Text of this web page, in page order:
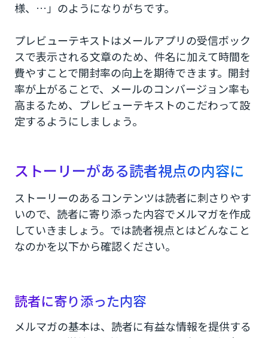
様、…」のようになりがちです。
プレビューテキストはメールアプリの受信ボック
スで表示される文章のため、件名に加えて時間を
費やすことで開封率の向上を期待できます。開封
率が上がることで、メールのコンバージョン率も
高まるため、プレビューテキストのこだわって設
定するようにしましょう。
ストーリーがある読者視点の内容に
ストーリーのあるコンテンツは読者に刺さりやす
いので、読者に寄り添った内容でメルマガを作成
していきましょう。では読者視点とはどんなこと
なのかを以下から確認ください。
読者に寄り添った内容
メルマガの基本は、読者に有益な情報を提供する